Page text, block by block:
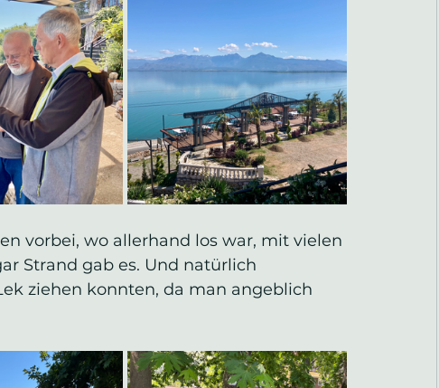
vorbei, wo allerhand los war, mit vielen
Strand gab es. Und natürlich
ziehen konnten, da man angeblich